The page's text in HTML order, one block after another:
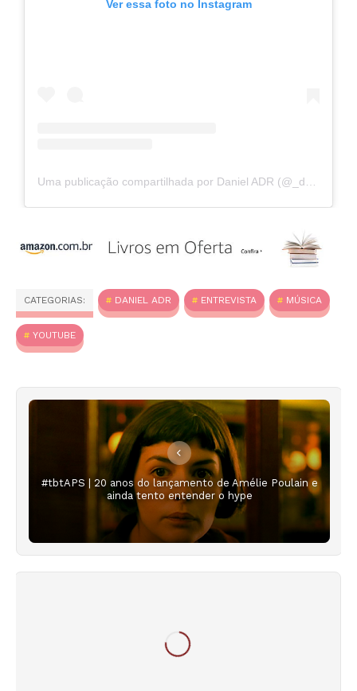
Ver essa foto no Instagram
CATEGORIAS: DANIEL ADR ENTREVISTA MÚSICA
YOUTUBE
#tbtAPS | 20 anos do lançamento de Amélie Poulain e
ainda tento entender o hype